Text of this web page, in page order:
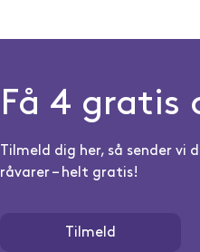
Få 4 gratis
Tilmeld dig her, så sender
råvarer – helt gratis!
Tilmeld